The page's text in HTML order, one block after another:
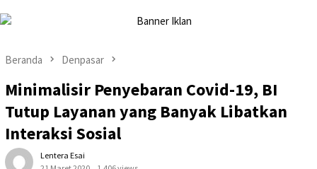
Beranda Denpasar
Minimalisir Penyebaran Covid-19, BI
Tutup Layanan yang Banyak Libatkan
Interaksi Sosial
Lentera Esai